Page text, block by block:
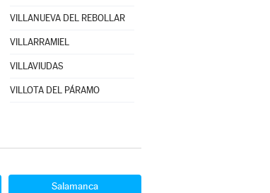
VILLANUEVA DEL REBOLLAR
VILLARRAMIEL
VILLAVIUDAS
VILLOTA DEL PÁRAMO
Salamanca